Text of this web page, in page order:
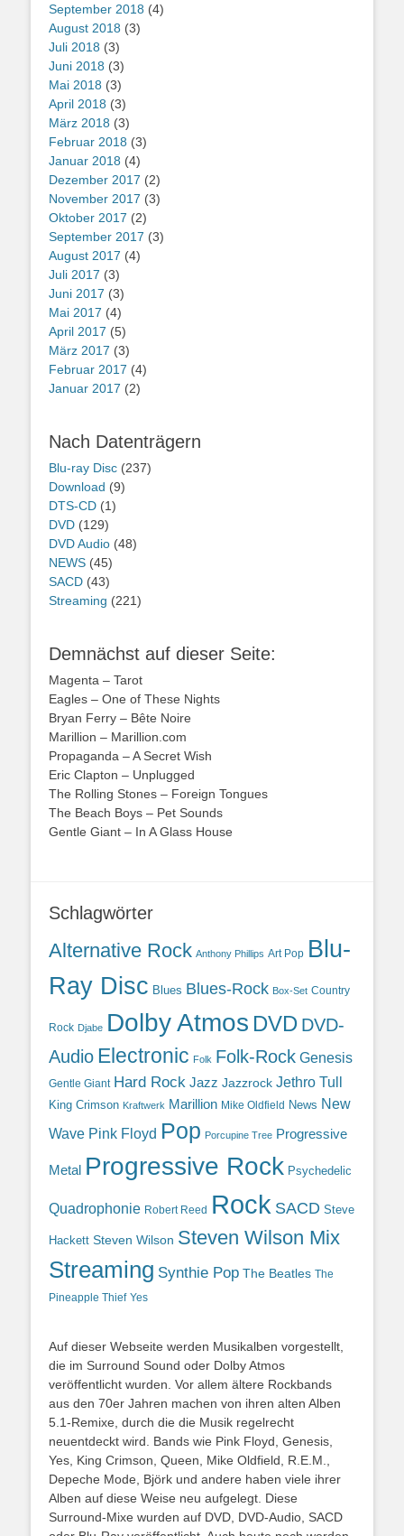
September 2018 (4)
August 2018 (3)
Juli 2018 (3)
Juni 2018 (3)
Mai 2018 (3)
April 2018 (3)
März 2018 (3)
Februar 2018 (3)
Januar 2018 (4)
Dezember 2017 (2)
November 2017 (3)
Oktober 2017 (2)
September 2017 (3)
August 2017 (4)
Juli 2017 (3)
Juni 2017 (3)
Mai 2017 (4)
April 2017 (5)
März 2017 (3)
Februar 2017 (4)
Januar 2017 (2)
Nach Datenträgern
Blu-ray Disc (237)
Download (9)
DTS-CD (1)
DVD (129)
DVD Audio (48)
NEWS (45)
SACD (43)
Streaming (221)
Demnächst auf dieser Seite:
Magenta – Tarot
Eagles – One of These Nights
Bryan Ferry – Bête Noire
Marillion – Marillion.com
Propaganda – A Secret Wish
Eric Clapton – Unplugged
The Rolling Stones – Foreign Tongues
The Beach Boys – Pet Sounds
Gentle Giant – In A Glass House
Schlagwörter
Alternative Rock Anthony Phillips Art Pop Blu-
Ray Disc Blues Blues-Rock Box-Set Country
Rock Djabe Dolby Atmos DVD DVD-
Audio Electronic Folk Folk-Rock Genesis
Gentle Giant Hard Rock Jazz Jazzrock Jethro Tull
King Crimson Kraftwerk Marillion Mike Oldfield News New
Wave Pink Floyd Pop Porcupine Tree Progressive
Metal Progressive Rock Psychedelic
Quadrophonie Robert Reed Rock SACD Steve
Hackett Steven Wilson Steven Wilson Mix
Streaming Synthie Pop The Beatles The
Pineapple Thief Yes
Auf dieser Webseite werden Musikalben vorgestellt,
die im Surround Sound oder Dolby Atmos
veröffentlicht wurden. Vor allem ältere Rockbands
aus den 70er Jahren machen von ihren alten Alben
5.1-Remixe, durch die die Musik regelrecht
neuentdeckt wird. Bands wie Pink Floyd, Genesis,
Yes, King Crimson, Queen, Mike Oldfield, R.E.M.,
Depeche Mode, Björk und andere haben viele ihrer
Alben auf diese Weise neu aufgelegt. Diese
Surround-Mixe wurden auf DVD, DVD-Audio, SACD